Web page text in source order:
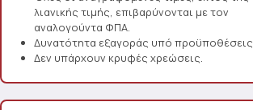
λιανικής τιμής, επιβαρύνονται με τον
αναλογούντα ΦΠΑ.
Δυνατότητα εξαγοράς υπό προϋποθέσεις
Δεν υπάρχουν κρυφές χρεώσεις.